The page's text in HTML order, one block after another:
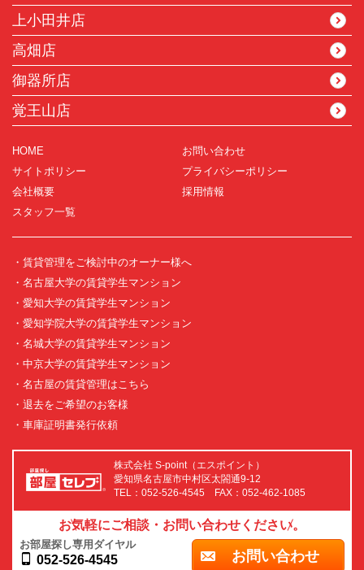
上小田井店
高畑店
御器所店
覚王山店
HOME
お問い合わせ
サイトポリシー
プライバシーポリシー
会社概要
採用情報
スタッフ一覧
・賃貸管理をご検討中のオーナー様へ
・名古屋大学の賃貸学生マンション
・愛知大学の賃貸学生マンション
・愛知学院大学の賃貸学生マンション
・名城大学の賃貸学生マンション
・中京大学の賃貸学生マンション
・名古屋の賃貸管理はこちら
・退去をご希望のお客様
・車庫証明書発行依頼
株式会社 S-point（エスポイント）
愛知県名古屋市中村区太閤通9-12
TEL：052-526-4545 FAX：052-462-1085
お気軽にご相談・お問い合わせください。
お部屋探し専用ダイヤル
052-526-4545 お問い合わせ